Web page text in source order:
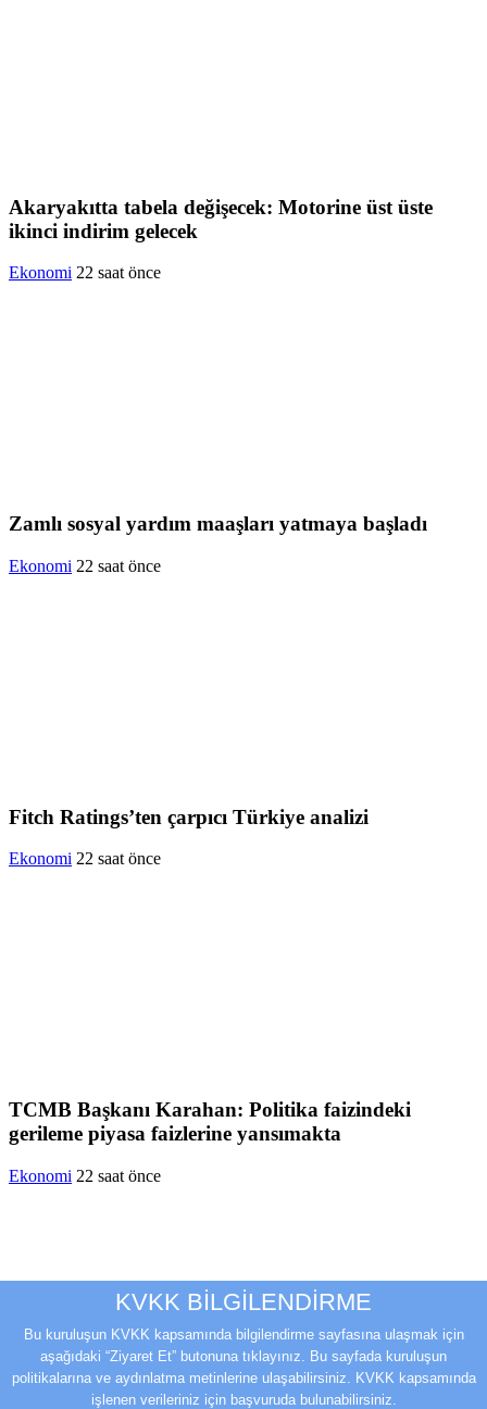
Akaryakıtta tabela değişecek: Motorine üst üste
ikinci indirim gelecek
Ekonomi 22 saat önce
Zamlı sosyal yardım maaşları yatmaya başladı
Ekonomi 22 saat önce
Fitch Ratings’ten çarpıcı Türkiye analizi
Ekonomi 22 saat önce
TCMB Başkanı Karahan: Politika faizindeki
gerileme piyasa faizlerine yansımakta
Ekonomi 22 saat önce
KVKK BİLGİLENDİRME
Bu kuruluşun KVKK kapsamında bilgilendirme sayfasına ulaşmak için
aşağıdaki “Ziyaret Et” butonuna tıklayınız. Bu sayfada kuruluşun
politikalarına ve aydınlatma metinlerine ulaşabilirsiniz. KVKK kapsamında
işlenen verileriniz için başvuruda bulunabilirsiniz.